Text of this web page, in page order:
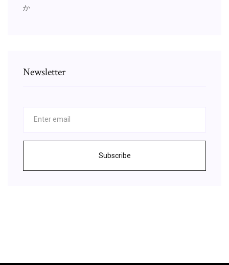
か
Newsletter
Subscribe